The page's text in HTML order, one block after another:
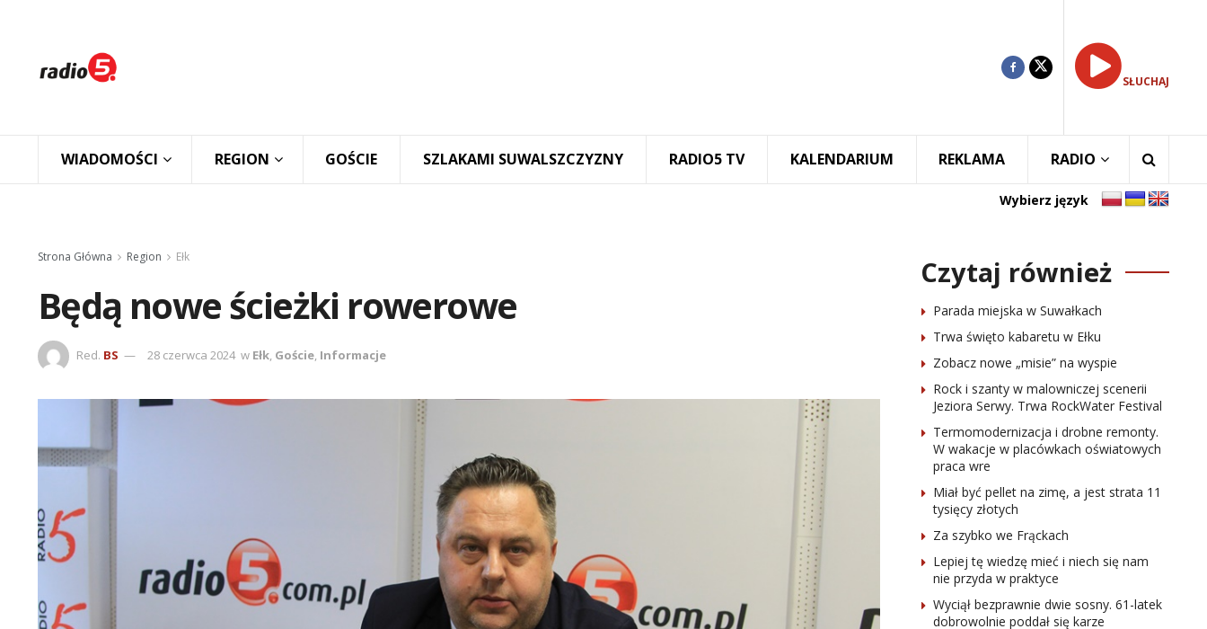
SŁUCHAJ
WIADOMOŚCI REGION GOŚCIE SZLAKAMI SUWALSZCZYZNY RADIO5 TV KALENDARIUM REKLAMA RADIO
Wybierz język
Strona Główna Region Ełk
Będą nowe ścieżki rowerowe
Red. BS 28 czerwca 2024 w Ełk, Goście, Informacje
Czytaj również
Parada miejska w Suwałkach
Trwa święto kabaretu w Ełku
Zobacz nowe „misie” na wyspie
Rock i szanty w malowniczej scenerii
Jeziora Serwy. Trwa RockWater Festival
Termomodernizacja i drobne remonty.
W wakacje w placówkach oświatowych
praca wre
Miał być pellet na zimę, a jest strata 11
tysięcy złotych
Za szybko we Frąckach
Lepiej tę wiedzę mieć i niech się nam
nie przyda w praktyce
Wyciął bezprawnie dwie sosny. 61-latek
dobrowolnie poddał się karze